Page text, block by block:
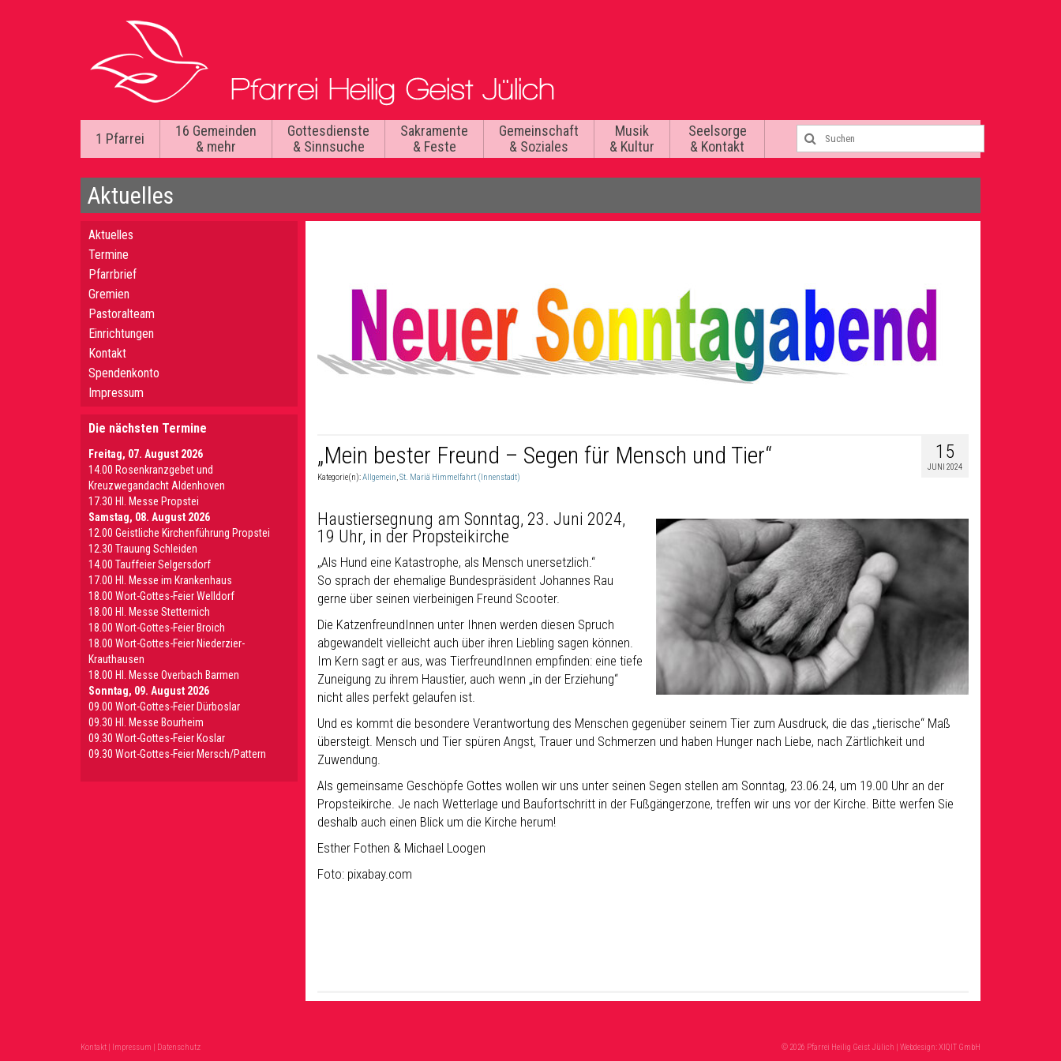
1 Pfarrei
16 Gemeinden
& mehr
Gottesdienste
& Sinnsuche
Sakramente
& Feste
Gemeinschaft
& Soziales
Musik
& Kultur
Seelsorge
& Kontakt
Aktuelles
15
JUNI 2024
„Mein bester Freund – Segen für Mensch und Tier“
Kategorie(n):Allgemein,St. Mariä Himmelfahrt (Innenstadt)
Haustiersegnung am Sonntag, 23. Juni 2024,
19 Uhr, in der Propsteikirche
„Als Hund eine Katastrophe, als Mensch unersetzlich.“
So sprach der ehemalige Bundespräsident Johannes Rau
gerne über seinen vierbeinigen Freund Scooter.
Die KatzenfreundInnen unter Ihnen werden diesen Spruch
abgewandelt vielleicht auch über ihren Liebling sagen können.
Im Kern sagt er aus, was TierfreundInnen empfinden: eine tiefe
Zuneigung zu ihrem Haustier, auch wenn „in der Erziehung“
nicht alles perfekt gelaufen ist.
Und es kommt die besondere Verantwortung des Menschen gegenüber seinem Tier zum Ausdruck, die das „tierische“ Maß
übersteigt. Mensch und Tier spüren Angst, Trauer und Schmerzen und haben Hunger nach Liebe, nach Zärtlichkeit und
Zuwendung.
Als gemeinsame Geschöpfe Gottes wollen wir uns unter seinen Segen stellen am Sonntag, 23.06.24, um 19.00 Uhr an der
Propsteikirche. Je nach Wetterlage und Baufortschritt in der Fußgängerzone, treffen wir uns vor der Kirche. Bitte werfen Sie
deshalb auch einen Blick um die Kirche herum!
Esther Fothen & Michael Loogen
Foto: pixabay.com
Aktuelles
Termine
Pfarrbrief
Gremien
Pastoralteam
Einrichtungen
Kontakt
Spendenkonto
Impressum
Die nächsten Termine
Freitag, 07. August 2026
14.00 Rosenkranzgebet und
Kreuzwegandacht Aldenhoven
17.30 Hl. Messe Propstei
Samstag, 08. August 2026
12.00 Geistliche Kirchenführung Propstei
12.30 Trauung Schleiden
14.00 Tauffeier Selgersdorf
17.00 Hl. Messe im Krankenhaus
18.00 Wort-Gottes-Feier Welldorf
18.00 Hl. Messe Stetternich
18.00 Wort-Gottes-Feier Broich
18.00 Wort-Gottes-Feier Niederzier-
Krauthausen
18.00 Hl. Messe Overbach Barmen
Sonntag, 09. August 2026
09.00 Wort-Gottes-Feier Dürboslar
09.30 HI. Messe Bourheim
09.30 Wort-Gottes-Feier Koslar
09.30 Wort-Gottes-Feier Mersch/Pattern
Kontakt | Impressum | Datenschutz © 2026 Pfarrei Heilig Geist Jülich | Webdesign:XIQIT GmbH